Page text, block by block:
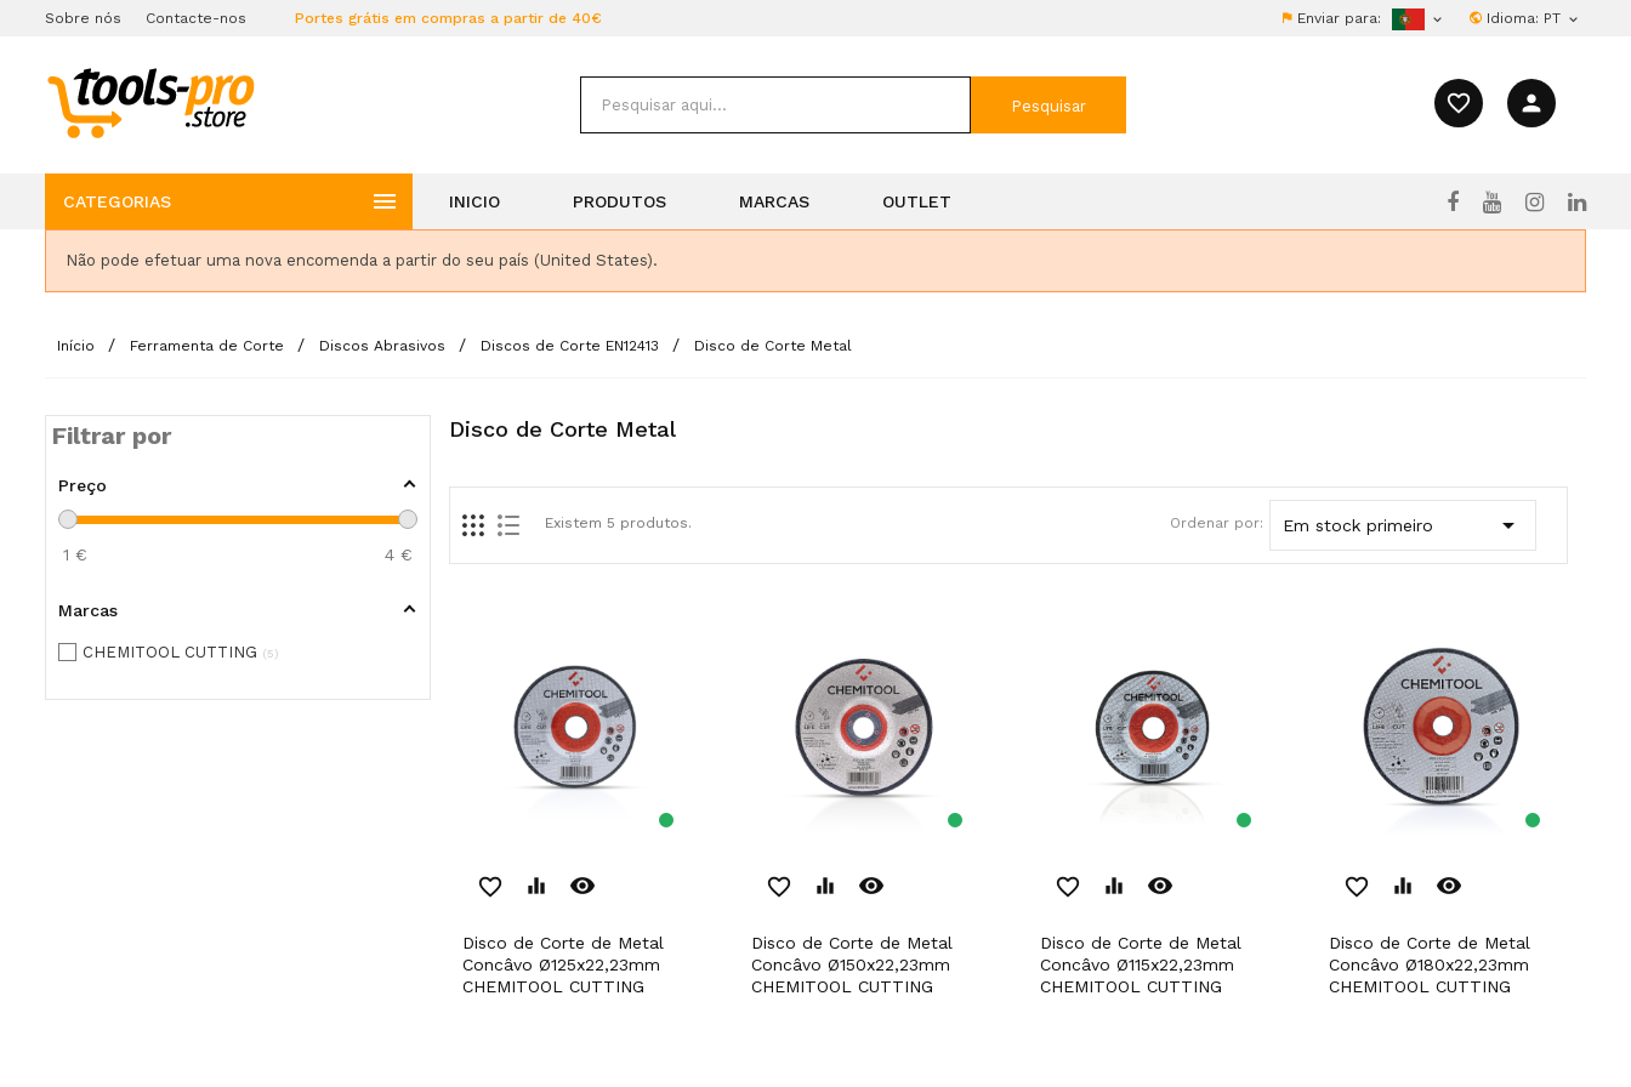
Sobre nós Contacte-nos Portes grátis em compras a partir de 40€ Enviar para:  Idioma: PT 
favorite_border person
Pesquisar
CATEGORIAS  INICIO PRODUTOS MARCAS OUTLET
Não pode efetuar uma nova encomenda a partir do seu país (United States).
Início Ferramenta de Corte Discos Abrasivos Discos de Corte EN12413 Disco de Corte Metal
Filtrar por
Preço
1 € 4€
Marcas
CHEMITOOL CUTTING 5
Disco de Corte Metal
Existem 5 produtos. Ordenar por: Em stock primeiro 
favorite_border equalizer remove_red_eye
Disco de Corte de Metal
Concâvo Ø125x22,23mm
CHEMITOOL CUTTING
favorite_border equalizer remove_red_eye
Disco de Corte de Metal
Concâvo Ø150x22,23mm
CHEMITOOL CUTTING
favorite_border equalizer remove_red_eye
Disco de Corte de Metal
Concâvo Ø115x22,23mm
CHEMITOOL CUTTING
favorite_border equalizer remove_red_eye
Disco de Corte de Metal
Concâvo Ø180x22,23mm
CHEMITOOL CUTTING